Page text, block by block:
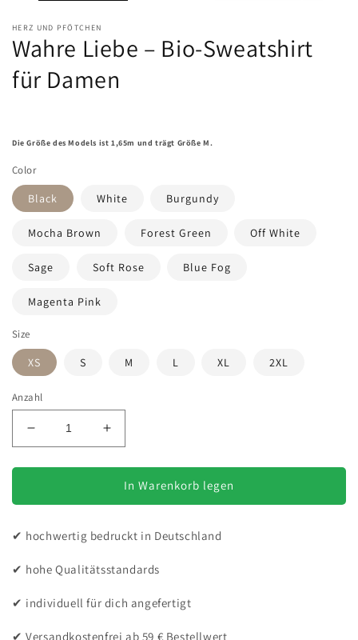
HERZ UND PFÖTCHEN
Wahre Liebe – Bio-Sweatshirt
für Damen
Die Größe des Models ist 1,65m und trägt Größe M.
Color
Black White Burgundy
Mocha Brown Forest Green Off White
Sage Soft Rose Blue Fog
Magenta Pink
Size
XS S M L XL 2XL
Anzahl
Verringere
die
Menge
Wahre
–
Sweatshirt
Damen
Erhöhe
die
Menge
Wahre
–
Sweatshirt
Damen
In Warenkorb legen
✔ hochwertig bedruckt in Deutschland
✔ hohe Qualitätsstandards
✔ individuell für dich angefertigt
✔ Versandkostenfrei ab 59 € Bestellwert